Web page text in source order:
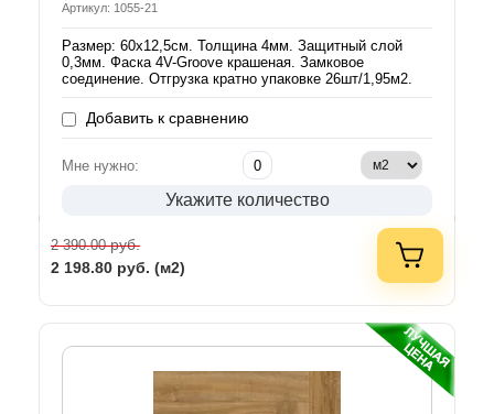
Артикул: 1055-21
Размер: 60х12,5см. Толщина 4мм. Защитный слой
0,3мм. Фаска 4V-Groove крашеная. Замковое
соединение. Отгрузка кратно упаковке 26шт/1,95м2.
Добавить к сравнению
Мне нужно:
Укажите количество
2 390.00руб.
2 198.80 руб. (м2)